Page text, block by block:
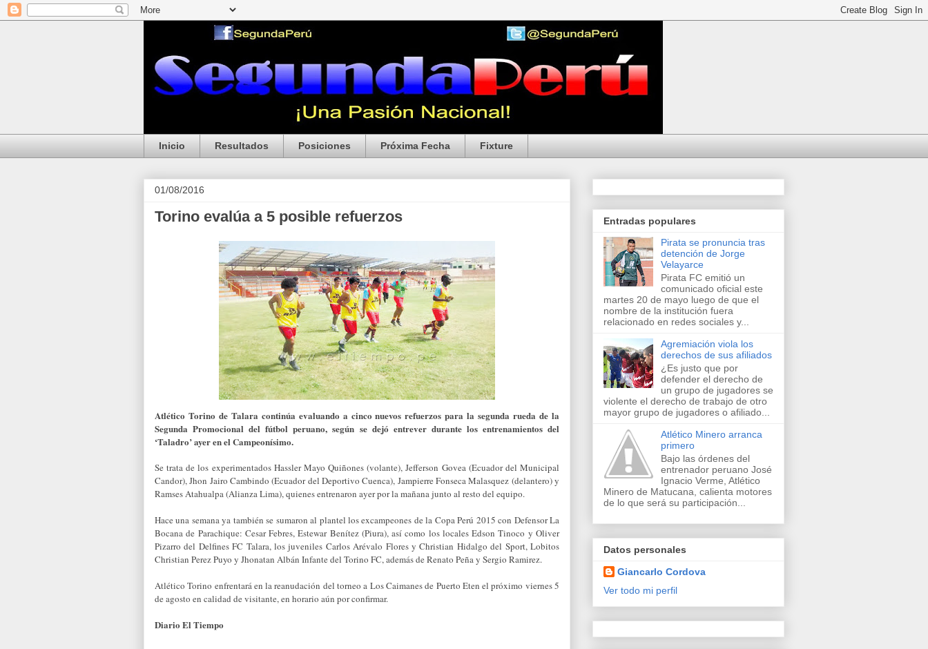
Inicio Resultados Posiciones Próxima Fecha Fixture
01/08/2016
Torino evalúa a 5 posible refuerzos
Atlético Torino de Talara continúa evaluando a cinco nuevos refuerzos para la segunda rueda de la
Segunda Promocional del fútbol peruano, según se dejó entrever durante los entrenamientos del
‘Taladro’ ayer en el Campeonísimo.
Se trata de los experimentados Hassler Mayo Quiñones (volante), Jefferson Govea (Ecuador del Municipal
Candor), Jhon Jairo Cambindo (Ecuador del Deportivo Cuenca), Jampierre Fonseca Malasquez (delantero) y
Ramses Atahualpa (Alianza Lima), quienes entrenaron ayer por la mañana junto al resto del equipo.
Hace una semana ya también se sumaron al plantel los excampeones de la Copa Perú 2015 con Defensor La
Bocana de Parachique: Cesar Febres, Estewar Benítez (Piura), así como los locales Edson Tinoco y Oliver
Pizarro del Delfines FC Talara, los juveniles Carlos Arévalo Flores y Christian Hidalgo del Sport, Lobitos
Christian Perez Puyo y Jhonatan Albán Infante del Torino FC, además de Renato Peña y Sergio Ramirez.
Atlético Torino enfrentará en la reanudación del torneo a Los Caimanes de Puerto Eten el próximo viernes 5
de agosto en calidad de visitante, en horario aún por confirmar.
Diario El Tiempo
Entradas populares
Pirata se pronuncia tras
detención de Jorge
Velayarce
Pirata FC emitió un
comunicado oficial este
martes 20 de mayo luego de que el
nombre de la institución fuera
relacionado en redes sociales y...
Agremiación viola los
derechos de sus afiliados
¿Es justo que por
defender el derecho de
un grupo de jugadores se
violente el derecho de trabajo de otro
mayor grupo de jugadores o afiliado...
Atlético Minero arranca
primero
Bajo las órdenes del
entrenador peruano José
Ignacio Verme, Atlético
Minero de Matucana, calienta motores
de lo que será su participación...
Datos personales
Giancarlo Cordova
Ver todo mi perfil